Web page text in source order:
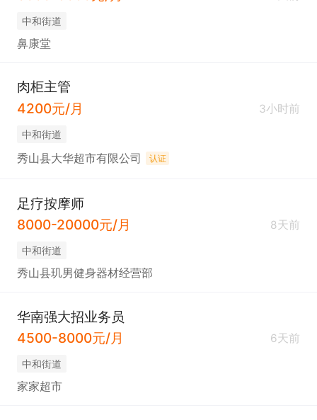
中和街道
鼻康堂
肉柜主管
4200元/月
3小时前
中和街道
秀山县大华超市有限公司 认证
足疗按摩师
8000-20000元/月
8天前
中和街道
秀山县玑男健身器材经营部
华南强大招业务员
4500-8000元/月
6天前
中和街道
家家超市